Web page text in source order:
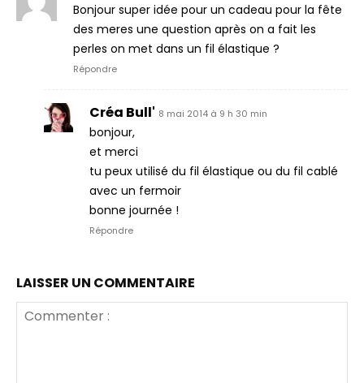
Bonjour super idée pour un cadeau pour la fête
des meres une question après on a fait les
perles on met dans un fil élastique ?
Répondre
Créa Bull' 8 mai 2014 à 9 h 30 min
bonjour,
et merci
tu peux utilisé du fil élastique ou du fil cablé
avec un fermoir
bonne journée !
Répondre
LAISSER UN COMMENTAIRE